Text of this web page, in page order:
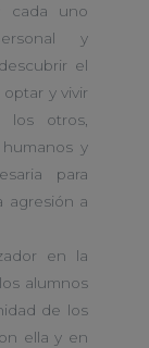
cada uno
y
el
y vivir
otros,
y
para
agresión a
en la
alumnos
de los
ella y en